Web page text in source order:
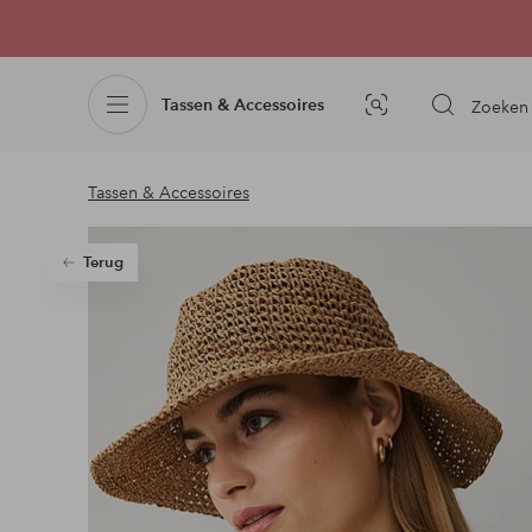
Tassen & Accessoires
Afbeelding
Zoeken
Tassen & Accessoires
Terug